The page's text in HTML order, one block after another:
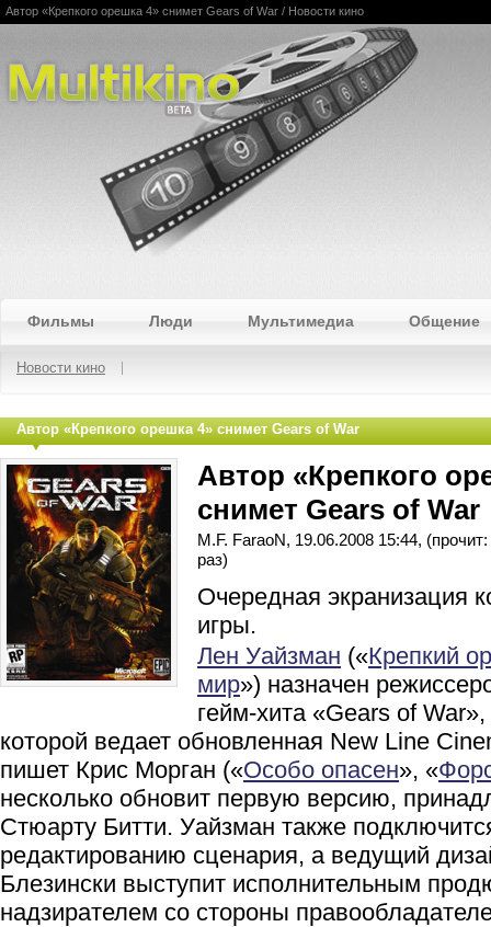
Multikino
Автор «Крепкого орешка 4» снимет Gears of War / Новости кино
Фильмы Люди Мультимедиа Общение
Новости кино
Автор «Крепкого орешка 4» снимет Gears of War
Автор «Крепкого
снимет Gears of War
M.F. FaraoN, 19.06.2008 15:44,
раз)
Очередная экранизация
игры.
Лен Уайзман («Крепкий
мир») назначен
гейм-хита «Gears of
которой ведает обновленная New Line
пишет Крис Морган («Особо опасен», «
несколько обновит первую версию,
Стюарту Битти. Уайзман также
редактированию сценария, а ведущий
Блезински выступит исполнительным
надзирателем со стороны